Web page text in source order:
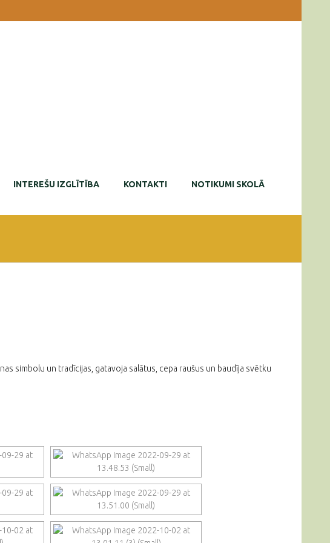
INTEREŠU IZGLĪTĪBA KONTAKTI NOTIKUMI SKOLĀ
simbolu un tradīcijas, gatavoja salātus, cepa raušus un baudīja svētku